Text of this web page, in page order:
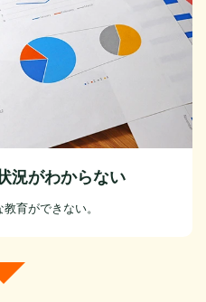
況がわからない
育ができない。